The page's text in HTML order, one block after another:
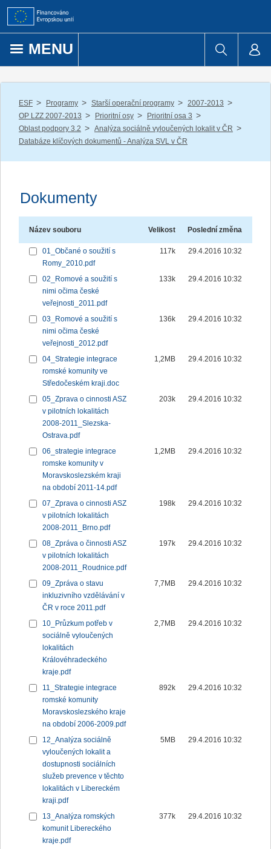
Přejít k obsahu
MENU
ESF / Programy / Starší operační programy / 2007-2013 /
OP LZZ 2007-2013 / Prioritní osy / Prioritní osa 3 /
Oblast podpory 3.2 / Analýza sociálně vyloučených lokalit v ČR /
Databáze klíčových dokumentů - Analýza SVL v ČR
Dokumenty
Název souboru Velikost Poslední změna
01_Občané o soužití s
Romy_2010.pdf
117k 29.4.2016 10:32
02_Romové a soužití s
nimi očima české
veřejnosti_2011.pdf
133k 29.4.2016 10:32
03_Romové a soužití s
nimi očima české
veřejnosti_2012.pdf
136k 29.4.2016 10:32
04_Strategie integrace
romské komunity ve
Středočeském kraji.doc
1,2MB 29.4.2016 10:32
05_Zprava o cinnosti ASZ
v pilotních lokalitách
2008-2011_Slezska-
Ostrava.pdf
203k 29.4.2016 10:32
06_strategie integrace
romske komunity v
Moravskoslezském kraji
na období 2011-14.pdf
1,2MB 29.4.2016 10:32
07_Zprava o cinnosti ASZ
v pilotních lokalitách
2008-2011_Brno.pdf
198k 29.4.2016 10:32
08_Zpráva o činnosti ASZ
v pilotních lokalitách
2008-2011_Roudnice.pdf
197k 29.4.2016 10:32
09_Zpráva o stavu
inkluzivního vzdělávání v
ČR v roce 2011.pdf
7,7MB 29.4.2016 10:32
10_Průzkum potřeb v
sociálně vyloučených
lokalitách
Královéhradeckého
kraje.pdf
2,7MB 29.4.2016 10:32
11_Strategie integrace
romské komunity
Moravskoslezského kraje
na období 2006-2009.pdf
892k 29.4.2016 10:32
12_Analýza sociálně
vyloučených lokalit a
dostupnosti sociálních
služeb prevence v těchto
lokalitách v Libereckém
kraji.pdf
5MB 29.4.2016 10:32
13_Analýza romských
komunit Libereckého
kraje.pdf
377k 29.4.2016 10:32